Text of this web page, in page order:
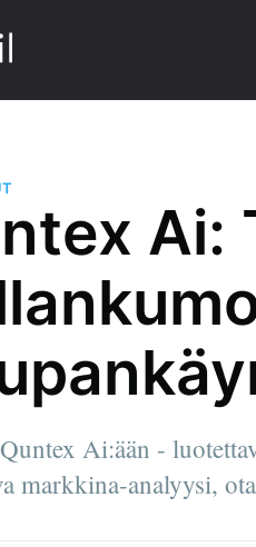
Ai:
Ai:ään -
markkina-analyysi,